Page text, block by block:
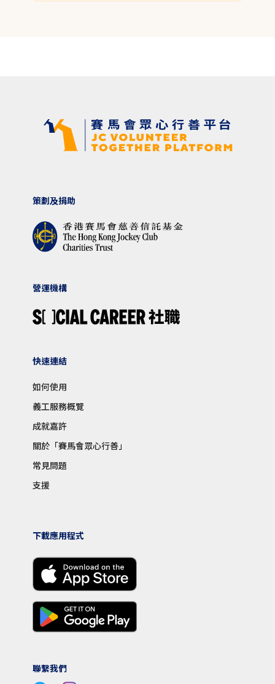
策劃及捐助
營運機構
快速連結
如何使用
義工服務概覽
成就嘉許
關於「賽馬會眾心行善」
常見問題
支援
下載應用程式
聯繫我們